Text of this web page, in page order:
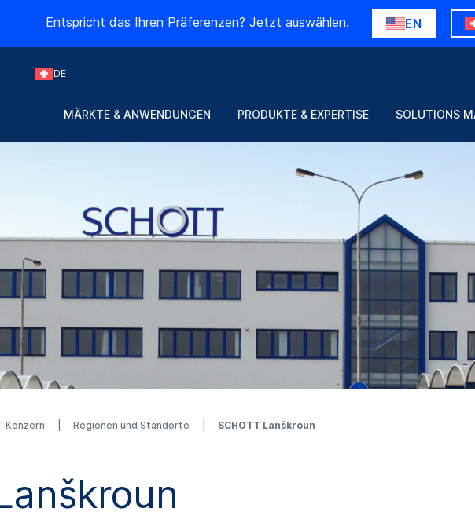
Entspricht das Ihren Präferenzen? Jetzt auswählen. EN
DE
MÄRKTE & ANWENDUNGEN PRODUKTE & EXPERTISE SOLUTIONS
Konzern Regionen und Standorte SCHOTT Lanškroun